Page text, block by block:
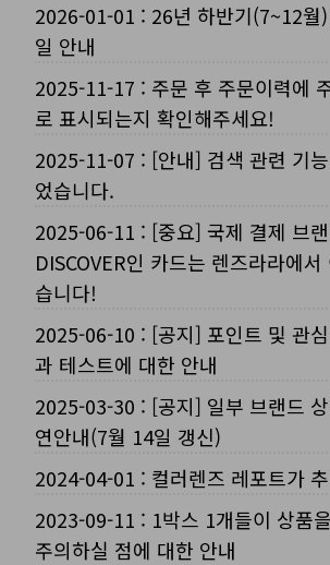
2026-01-01 : 26년 하반기(7~12월
일 안내
2025-11-17 : 주문 후 주문이력에
로 표시되는지 확인해주세요!
2025-11-07 : [안내] 검색 관련 기
었습니다.
2025-06-11 : [중요] 국제 결제 브
DISCOVER인 카드는 렌즈라라에
습니다!
2025-06-10 : [공지] 포인트 및 관
과 테스트에 대한 안내
2025-03-30 : [공지] 일부 브랜드
연안내(7월 14일 갱신)
2024-04-01 : 컬러렌즈 레포트가
2023-09-11 : 1박스 1개들이 상품
주의하실 점에 대한 안내